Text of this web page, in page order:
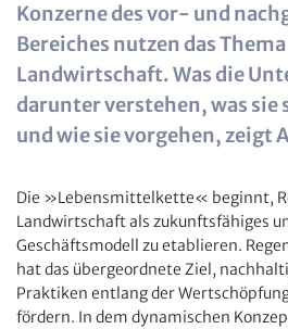
Konzerne des vor- und
Bereiches nutzen das
Landwirtschaft. Was die
darunter verstehen, was sie
und wie sie vorgehen, zeigt
Die »Lebensmittelkette« beginnt,
Landwirtschaft als zukunftsfähiges
Geschäftsmodell zu etablieren.
hat das übergeordnete Ziel,
Praktiken entlang der
fördern. In dem dynamischen